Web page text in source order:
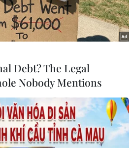
Cầu Đắk Lung sập sau cú
tông của xe tải cẩu, 2 người
thoát chết
06/08/2026 09:00
Debt? The Legal
Nobody Mentions